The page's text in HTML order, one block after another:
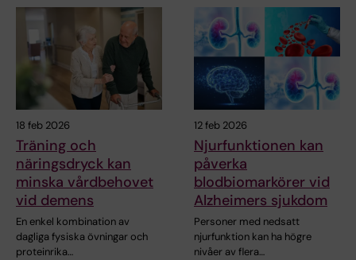
18 feb 2026
Träning och
näringsdryck kan
minska vårdbehovet
vid demens
En enkel kombination av
dagliga fysiska övningar och
proteinrika…
12 feb 2026
Njurfunktionen kan
påverka
blodbiomarkörer vid
Alzheimers sjukdom
Personer med nedsatt
njurfunktion kan ha högre
nivåer av flera…